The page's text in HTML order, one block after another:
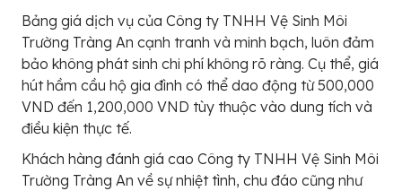
Bảng giá dịch vụ của Công ty TNHH Vệ Sinh Môi
Trường Tràng An cạnh tranh và minh bạch, luôn đảm
bảo không phát sinh chi phí không rõ ràng. Cụ thể, giá
hút hầm cầu hộ gia đình có thể dao động từ 500,000
VND đến 1,200,000 VND tùy thuộc vào dung tích và
điều kiện thực tế.
Khách hàng đánh giá cao Công ty TNHH Vệ Sinh Môi
Trường Tràng An về sự nhiệt tình, chu đáo cũng như